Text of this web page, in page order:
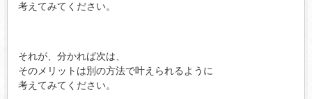
考えてみてください。
それが、分かれば次は、
そのメリットは別の方法で叶えられるように
考えてみてください。